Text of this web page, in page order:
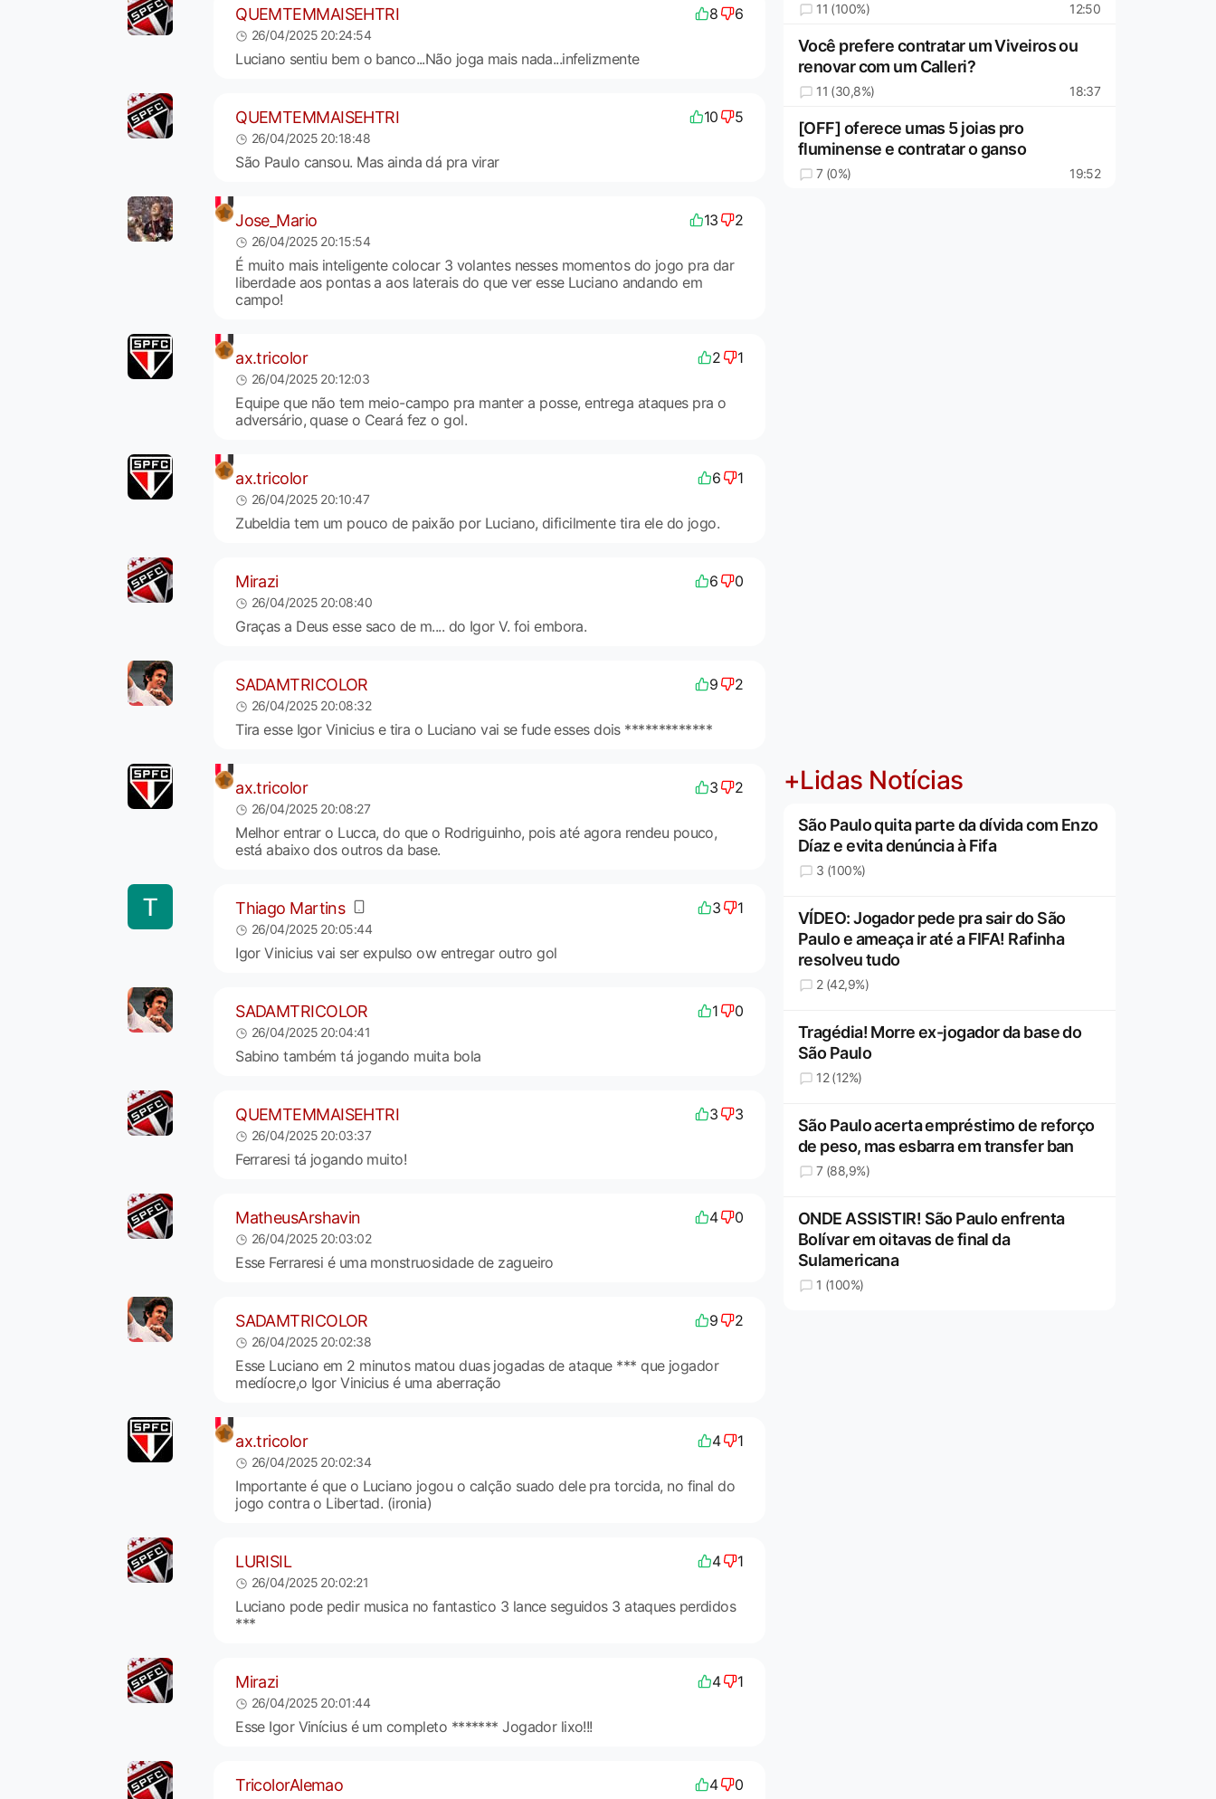
QUEMTEMMAISEHTRI 8 6
26/04/2025 20:24:54
Luciano sentiu bem o banco...Não joga mais nada...infelizmente
QUEMTEMMAISEHTRI 10 5
26/04/2025 20:18:48
São Paulo cansou. Mas ainda dá pra virar
Jose_Mario 13 2
26/04/2025 20:15:54
É muito mais inteligente colocar 3 volantes nesses momentos do jogo pra dar
liberdade aos pontas a aos laterais do que ver esse Luciano andando em
campo!
ax.tricolor 2 1
26/04/2025 20:12:03
Equipe que não tem meio-campo pra manter a posse, entrega ataques pra o
adversário, quase o Ceará fez o gol.
ax.tricolor 6 1
26/04/2025 20:10:47
Zubeldia tem um pouco de paixão por Luciano, dificilmente tira ele do jogo.
Mirazi 6 0
26/04/2025 20:08:40
Graças a Deus esse saco de m.... do Igor V. foi embora.
SADAMTRICOLOR 9 2
26/04/2025 20:08:32
Tira esse Igor Vinicius e tira o Luciano vai se fude esses dois *************
ax.tricolor 3 2
26/04/2025 20:08:27
Melhor entrar o Lucca, do que o Rodriguinho, pois até agora rendeu pouco,
está abaixo dos outros da base.
Thiago Martins 3 1
26/04/2025 20:05:44
Igor Vinicius vai ser expulso ow entregar outro gol
SADAMTRICOLOR 1 0
26/04/2025 20:04:41
Sabino também tá jogando muita bola
QUEMTEMMAISEHTRI 3 3
26/04/2025 20:03:37
Ferraresi tá jogando muito!
MatheusArshavin 4 0
26/04/2025 20:03:02
Esse Ferraresi é uma monstruosidade de zagueiro
SADAMTRICOLOR 9 2
26/04/2025 20:02:38
Esse Luciano em 2 minutos matou duas jogadas de ataque *** que jogador
medíocre,o Igor Vinicius é uma aberração
ax.tricolor 4 1
26/04/2025 20:02:34
Importante é que o Luciano jogou o calção suado dele pra torcida, no final do
jogo contra o Libertad. (ironia)
LURISIL 4 1
26/04/2025 20:02:21
Luciano pode pedir musica no fantastico 3 lance seguidos 3 ataques perdidos
***
Mirazi 4 1
26/04/2025 20:01:44
Esse Igor Vinícius é um completo ******* Jogador lixo!!!
TricolorAlemao 4 0
11 (100%) 12:50
Você prefere contratar um Viveiros ou
renovar com um Calleri?
11 (30,8%) 18:37
[OFF] oferece umas 5 joias pro
fluminense e contratar o ganso
7 (0%) 19:52
+Lidas Notícias
São Paulo quita parte da dívida com Enzo
Díaz e evita denúncia à Fifa
3 (100%)
VÍDEO: Jogador pede pra sair do São
Paulo e ameaça ir até a FIFA! Rafinha
resolveu tudo
2 (42,9%)
Tragédia! Morre ex-jogador da base do
São Paulo
12 (12%)
São Paulo acerta empréstimo de reforço
de peso, mas esbarra em transfer ban
7 (88,9%)
ONDE ASSISTIR! São Paulo enfrenta
Bolívar em oitavas de final da
Sulamericana
1 (100%)